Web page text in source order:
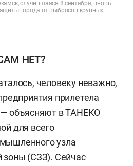
случившаяся 8 сентября, вновь
города от выбросов крупных
НЕТ?
человеку неважно,
прилетела
— объясняют в ТАНЕКО
для всего
узла
зоны (СЗЗ). Сейчас